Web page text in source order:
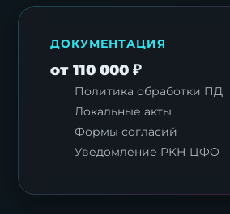
ДОКУМЕНТАЦИЯ
от 110 000 ₽
Политика обработки ПД
Локальные акты
Формы согласий
Уведомление РКН ЦФО